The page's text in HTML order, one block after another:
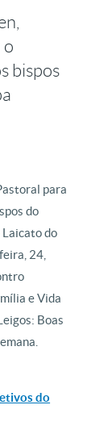
o
bispos
para
do
Laicato do
24,
e Vida
Boas
do